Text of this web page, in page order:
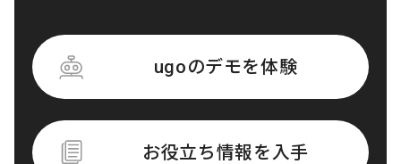
ugoのデモを体験
お役立ち情報を入手